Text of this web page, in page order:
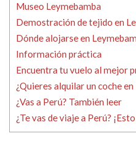
Museo Leymebamba
Demostración de tejido en
Dónde alojarse en
Información práctica
Encuentra tu vuelo al mejor
¿Quieres alquilar un coche en
¿Vas a Perú? También leer
¿Te vas de viaje a Perú?